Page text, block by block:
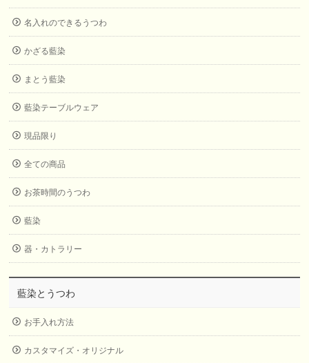
名入れのできるうつわ
かざる藍染
まとう藍染
藍染テーブルウェア
現品限り
全ての商品
お茶時間のうつわ
藍染
器・カトラリー
藍染とうつわ
お手入れ方法
カスタマイズ・オリジナル